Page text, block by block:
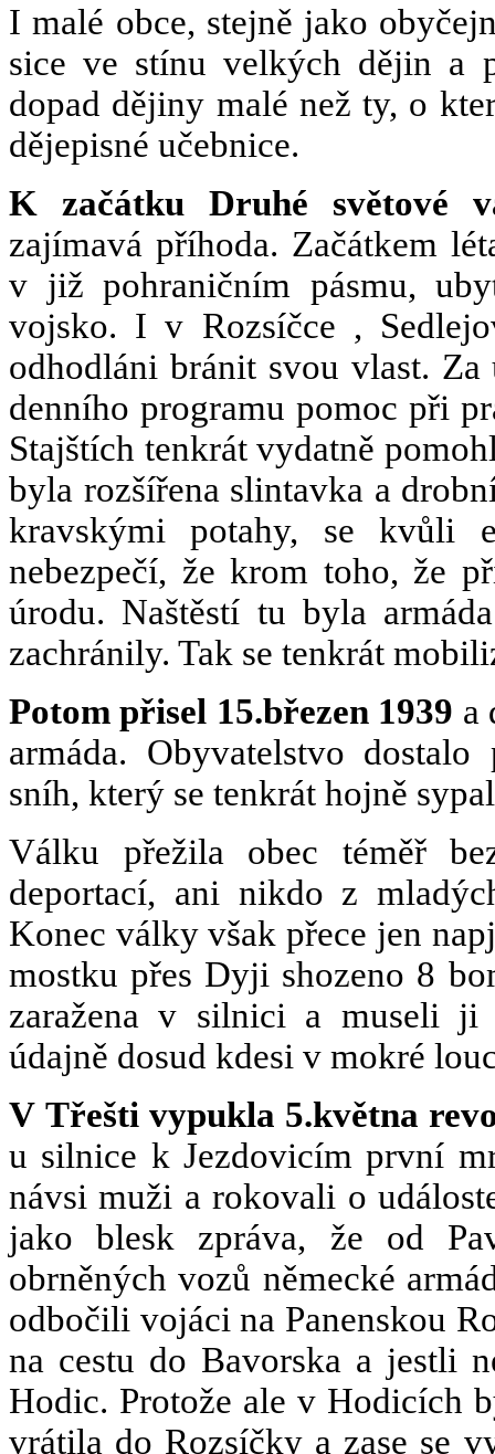
I malé obce, stejně jako
sice ve stínu velkých dějin a
dopad dějiny malé než ty, o
dějepisné učebnice.
K začátku Druhé světové
zajímavá příhoda. Začátkem
v již pohraničním pásmu,
vojsko. I v Rozsíčce ,
odhodláni bránit svou vlast.
denního programu pomoc při
Stajštích tenkrát vydatně
byla rozšířena slintavka a
kravskými potahy, se kvůli
nebezpečí, že krom toho, že
úrodu. Naštěstí tu byla
zachránily. Tak se tenkrát
Potom přisel 15.březen 1939 a
armáda. Obyvatelstvo
sníh, který se tenkrát hojně
Válku přežila obec téměř
deportací, ani nikdo z
Konec války však přece jen
mostku přes Dyji shozeno 8
zaražena v silnici a museli ji
údajně dosud kdesi v mokré
V Třešti vypukla 5.května
u silnice k Jezdovicím první
návsi muži a rokovali o
jako blesk zpráva, že od
obrněných vozů německé
odbočili vojáci na Panenskou
na cestu do Bavorska a jestli
Hodic. Protože ale v Hodicích
vrátila do Rozsíčky a zase se